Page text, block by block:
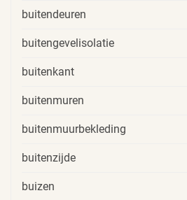
buitendeuren
buitengevelisolatie
buitenkant
buitenmuren
buitenmuurbekleding
buitenzijde
buizen